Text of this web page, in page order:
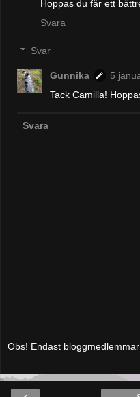
Hoppas du får ett
Svara
Svar
Gunnika
5
Tack Camilla!
Svara
Obs! Endast